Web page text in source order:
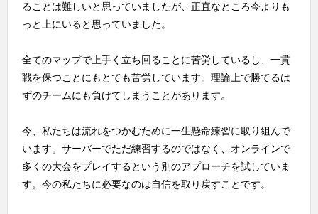
ることは難しいと思っていましたが、正直なところ今よりも
っと上にいると思っていました。
全てのマップで上手く立ち回ることに苦労しているし、一貫
戦を保つことにもとても苦労しています。理論上で勝てるは
ずのチームにも負けてしまうことがあります。
今、私たちは流れをつかむために一生懸命練習に取り組んで
います。サーバーでただ練習するのではなく、オンラインで
多くの大会をプレイするという別のアプローチを試していま
す。今の私たちに必要なのは自信を取り戻すことです。